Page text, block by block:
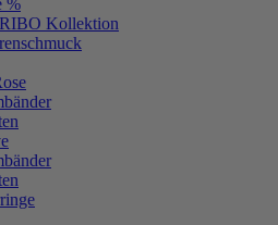
%
Kollektion